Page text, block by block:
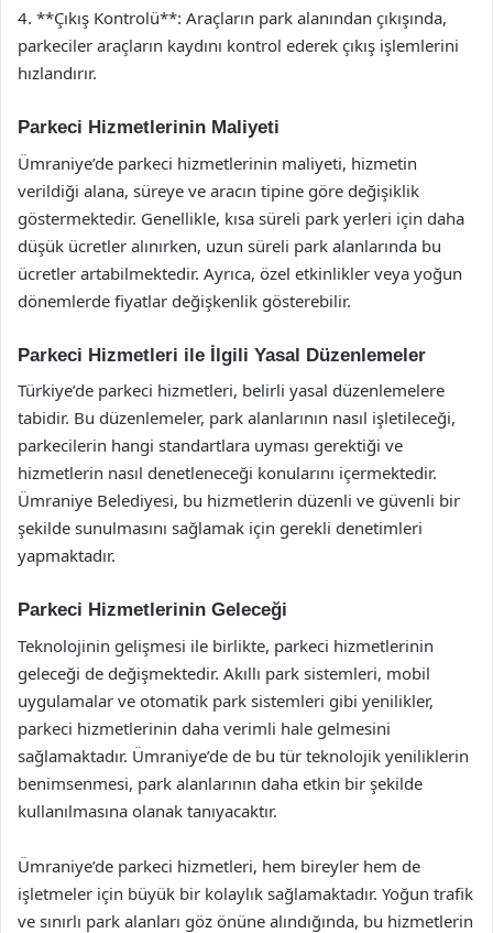
4. **Çıkış Kontrolü**: Araçların park alanından çıkışında,
parkeciler araçların kaydını kontrol ederek çıkış işlemlerini
hızlandırır.
Parkeci Hizmetlerinin Maliyeti
Ümraniye’de parkeci hizmetlerinin maliyeti, hizmetin
verildiği alana, süreye ve aracın tipine göre değişiklik
göstermektedir. Genellikle, kısa süreli park yerleri için daha
düşük ücretler alınırken, uzun süreli park alanlarında bu
ücretler artabilmektedir. Ayrıca, özel etkinlikler veya yoğun
dönemlerde fiyatlar değişkenlik gösterebilir.
Parkeci Hizmetleri ile İlgili Yasal Düzenlemeler
Türkiye’de parkeci hizmetleri, belirli yasal düzenlemelere
tabidir. Bu düzenlemeler, park alanlarının nasıl işletileceği,
parkecilerin hangi standartlara uyması gerektiği ve
hizmetlerin nasıl denetleneceği konularını içermektedir.
Ümraniye Belediyesi, bu hizmetlerin düzenli ve güvenli bir
şekilde sunulmasını sağlamak için gerekli denetimleri
yapmaktadır.
Parkeci Hizmetlerinin Geleceği
Teknolojinin gelişmesi ile birlikte, parkeci hizmetlerinin
geleceği de değişmektedir. Akıllı park sistemleri, mobil
uygulamalar ve otomatik park sistemleri gibi yenilikler,
parkeci hizmetlerinin daha verimli hale gelmesini
sağlamaktadır. Ümraniye’de de bu tür teknolojik yeniliklerin
benimsenmesi, park alanlarının daha etkin bir şekilde
kullanılmasına olanak tanıyacaktır.
Ümraniye’de parkeci hizmetleri, hem bireyler hem de
işletmeler için büyük bir kolaylık sağlamaktadır. Yoğun trafik
ve sınırlı park alanları göz önüne alındığında, bu hizmetlerin